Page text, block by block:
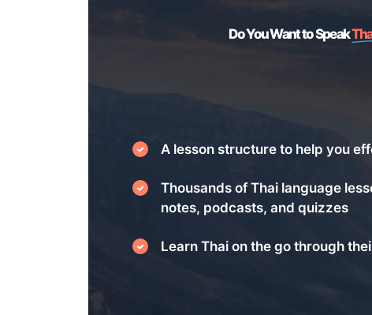
Do You Want to Speak
A lesson structure to help you
Thousands of Thai language
notes, podcasts, and quizzes
Learn Thai on the go through